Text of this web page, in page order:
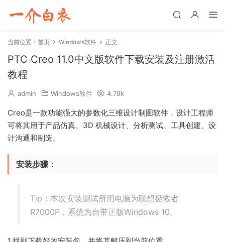
当前位置： 首页 Windows软件 正文
PTC Creo 11.0中文版软件下载安装及注册激活
教程
admin Windows软件 4.79k
Creo是一款功能强大的参数化三维设计制图软件，设计工程师
可将其用于产品仿真、3D 机械设计、分析测试、工具创建、设
计沟通和制造。
安装步骤：
Tip：本次安装测试所用电脑为联想拯救者
R7000P，系统为自带正版Windows 10。